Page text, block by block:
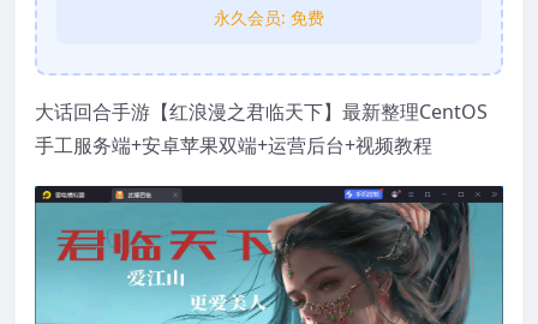
永久会员: 免费
大话回合手游【红浪漫之君临天下】最新整理CentOS
手工服务端+安卓苹果双端+运营后台+视频教程